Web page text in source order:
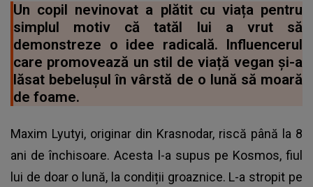
Un copil nevinovat a plătit cu viața pentru
simplul motiv că tatăl lui a vrut să
demonstreze o idee radicală. Influencerul
care promovează un stil de viață vegan și-a
lăsat bebelușul în vârstă de o lună să moară
de foame.
Maxim Lyutyi, originar din Krasnodar, riscă până la 8
ani de închisoare. Acesta l-a supus pe Kosmos, fiul
lui de doar o lună, la condiții groaznice. L-a stropit pe